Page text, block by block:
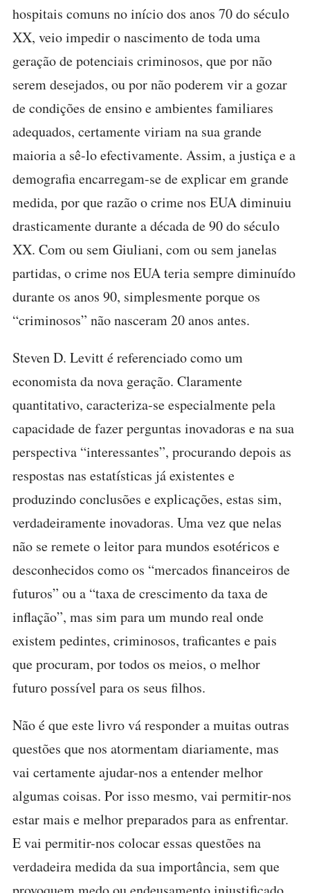
hospitais comuns no início dos anos 70 do século
XX, veio impedir o nascimento de toda uma
geração de potenciais criminosos, que por não
serem desejados, ou por não poderem vir a gozar
de condições de ensino e ambientes familiares
adequados, certamente viriam na sua grande
maioria a sê-lo efectivamente. Assim, a justiça e a
demografia encarregam-se de explicar em grande
medida, por que razão o crime nos EUA diminuiu
drasticamente durante a década de 90 do século
XX. Com ou sem Giuliani, com ou sem janelas
partidas, o crime nos EUA teria sempre diminuído
durante os anos 90, simplesmente porque os
“criminosos” não nasceram 20 anos antes.
Steven D. Levitt é referenciado como um
economista da nova geração. Claramente
quantitativo, caracteriza-se especialmente pela
capacidade de fazer perguntas inovadoras e na sua
perspectiva “interessantes”, procurando depois as
respostas nas estatísticas já existentes e
produzindo conclusões e explicações, estas sim,
verdadeiramente inovadoras. Uma vez que nelas
não se remete o leitor para mundos esotéricos e
desconhecidos como os “mercados financeiros de
futuros” ou a “taxa de crescimento da taxa de
inflação”, mas sim para um mundo real onde
existem pedintes, criminosos, traficantes e pais
que procuram, por todos os meios, o melhor
futuro possível para os seus filhos.
Não é que este livro vá responder a muitas outras
questões que nos atormentam diariamente, mas
vai certamente ajudar-nos a entender melhor
algumas coisas. Por isso mesmo, vai permitir-nos
estar mais e melhor preparados para as enfrentar.
E vai permitir-nos colocar essas questões na
verdadeira medida da sua importância, sem que